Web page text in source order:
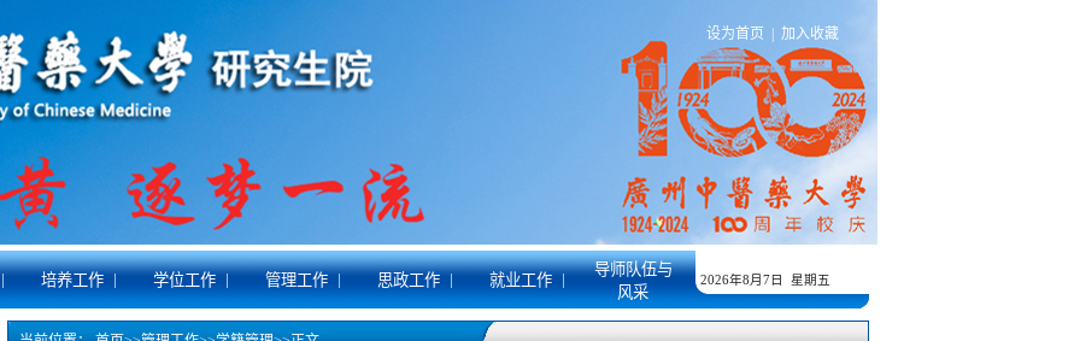
设为首页 加入收藏
| 培养工作 | 学位工作 | 管理工作 | 思政工作 | 就业工作 |
导师队伍与
风采
2026年8月7日 星期五